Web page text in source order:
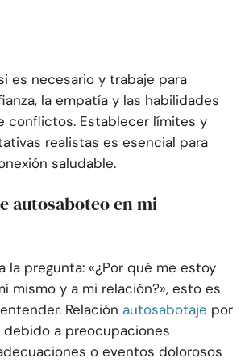
es necesario y trabaje para
la empatía y las habilidades
conflictos. Establecer límites y
realistas es esencial para
saludable.
autosaboteo en mi
la pregunta: «¿Por qué me estoy
mismo y a mi relación?», esto es
Relación autosabotaje por
debido a preocupaciones
o eventos dolorosos